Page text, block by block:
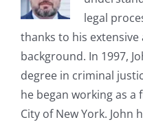
legal
thanks to his extensive
background. In 1997,
degree in criminal
he began working as
City of New York. John